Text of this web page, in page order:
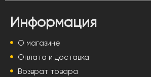
Информация
О магазине
Оплата и доставка
Возврат товара